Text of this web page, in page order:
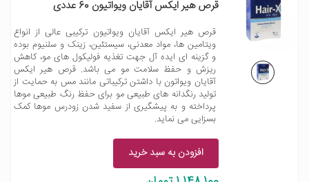
قرص هیر ایکس آقایان ویواتیون 60 عددی
قرص هیر ایکس آقایان ویواتیون ترکیبی عالی از انواع
ویتامین ها، مواد معدنی، سیستئین، زینک و سلنیوم بوده
و گزینه ای ایده آل جهت تغذیه فولیکول های مو، کاهش
ریزش و حفظ سلامت مو می باشد. قرص هیر ایکس
آقایان ویواتون با داشتن ترکیباتی مانند مس به حمایت از
تولید رنگدانه های طبیعی مو برای حفظ رنگ طبیعی موها
پرداخته و به پیشگیری از سفید شدن زودرس موها کمک
بسزایی می نماید.
افزودن به سبد خرید